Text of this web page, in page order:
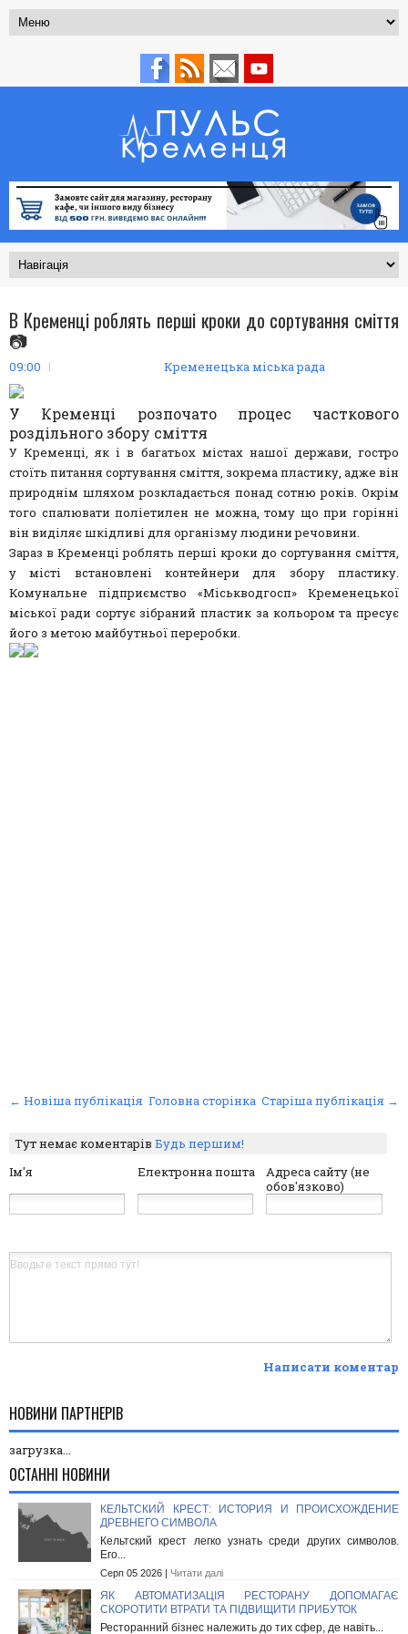
В Кременці роблять перші кроки до сортування сміття
📷
09:00 Кременецька міська рада
У Кременці розпочато процес часткового
роздільного збору сміття
У Кременці, як і в багатьох містах нашої держави, гостро
стоїть питання сортування сміття, зокрема пластику, адже він
природнім шляхом розкладається понад сотню років. Окрім
того спалювати поліетилен не можна, тому що при горінні
він виділяє шкідливі для організму людини речовини.
Зараз в Кременці роблять перші кроки до сортування сміття,
у місті встановлені контейнери для збору пластику.
Комунальне підприємство «Міськводгосп» Кременецької
міської ради сортує зібраний пластик за кольором та пресує
його з метою майбутньої переробки.
← Новіша публікація Старіша публікація →
Головна сторінка
Тут немає коментарівБудь першим!
Ім'я
Електронна пошта
Адреса сайту (не
обов'язково)
Написати коментар
НОВИНИ ПАРТНЕРІВ
загрузка...
ОСТАННІ НОВИНИ
КЕЛЬТСКИЙ КРЕСТ: ИСТОРИЯ И ПРОИСХОЖДЕНИЕ
ДРЕВНЕГО СИМВОЛА
Кельтский крест легко узнать среди других символов.
Его...
Серп 05 2026 | Читати далі
ЯК АВТОМАТИЗАЦІЯ РЕСТОРАНУ ДОПОМАГАЄ
СКОРОТИТИ ВТРАТИ ТА ПІДВИЩИТИ ПРИБУТОК
Ресторанний бізнес належить до тих сфер, де навіть...